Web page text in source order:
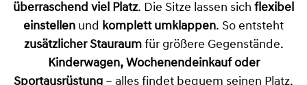
überraschend viel Platz. Die Sitze lassen sich flexibel
einstellen und komplett umklappen. So entsteht
zusätzlicher Stauraumfür größere Gegenstände.
Kinderwagen, Wochenendeinkauf oder
Sportausrüstung – alles findet bequem seinen Platz.